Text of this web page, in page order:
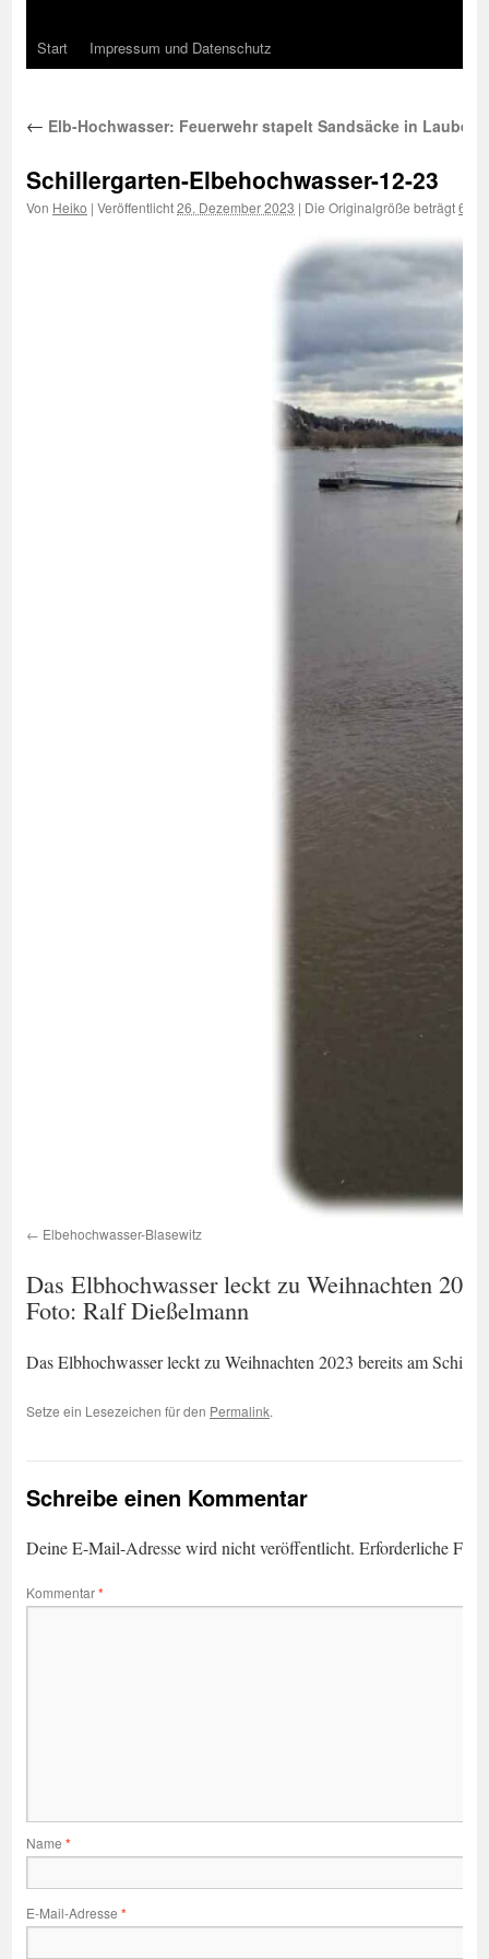
Start Impressum und Datenschutz
← Elb-Hochwasser: Feuerwehr stapelt Sandsäcke in
Schillergarten-Elbehochwasser-12-23
Von Heiko | Veröffentlicht26. Dezember 2023 | Die Originalgröße beträgt600
Elbehochwasser-Blasewitz
Das Elbhochwasser leckt zu Weihnachten
Foto: Ralf Dießelmann
Das Elbhochwasser leckt zu Weihnachten 2023 bereits am
Setze ein Lesezeichen für den Permalink.
Schreibe einen Kommentar
Deine E-Mail-Adresse wird nicht veröffentlicht. Erforderliche
Kommentar*
Name *
E-Mail-Adresse *